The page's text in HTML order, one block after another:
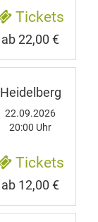
Tickets
ab 22,00 €
Heidelberg
22.09.2026
20:00 Uhr
Tickets
ab 12,00 €